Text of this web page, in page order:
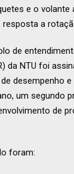
e o volante
a
de
da NTU foi
desempenho
um segundo
de
foram: